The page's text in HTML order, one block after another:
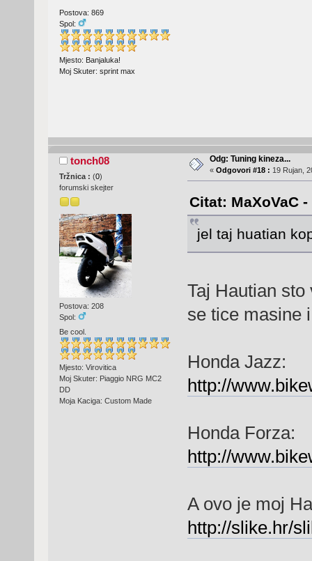
Postova: 869
Spol:
Mjesto: Banjaluka!
Moj Skuter: sprint max
tonch08
Tržnica : (0)
forumski skejter
Postova: 208
Spol:
Be cool.
Mjesto: Virovitica
Moj Skuter: Piaggio NRG MC2
DD
Moja Kaciga: Custom Made
Odg: Tuning kineza...
« Odgovori #18 : 19 Rujan,
Citat: MaXoVaC
jel taj huatian
Taj Hautian
se tice masine
Honda Jazz:
http://
Honda Forza:
http://
A ovo je moj
http://slike.hr/